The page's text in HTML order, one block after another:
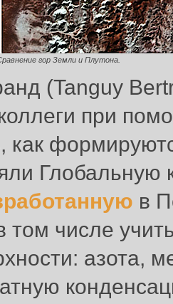
гор Земли и Плутона.
(Tanguy
при
как
в
том числе
азота,